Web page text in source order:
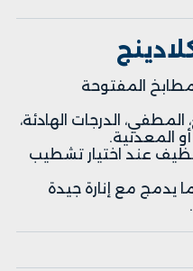
المفتوحة
المطفي، الدرجات الهادئة،
المعدنية.
عند اختيار تشطيب
يدمج مع إنارة جيدة